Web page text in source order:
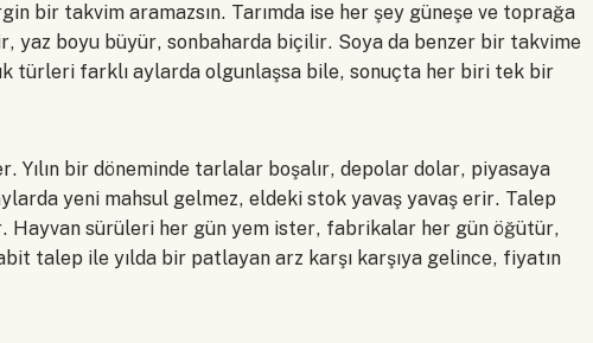
bir takvim aramazsın. Tarımda ise her şey güneşe ve toprağa
yaz boyu büyür, sonbaharda biçilir. Soya da benzer bir takvime
türleri farklı aylarda olgunlaşsa bile, sonuçta her biri tek bir
Yılın bir döneminde tarlalar boşalır, depolar dolar, piyasaya
yeni mahsul gelmez, eldeki stok yavaş yavaş erir. Talep
Hayvan sürüleri her gün yem ister, fabrikalar her gün öğütür,
talep ile yılda bir patlayan arz karşı karşıya gelince, fiyatın